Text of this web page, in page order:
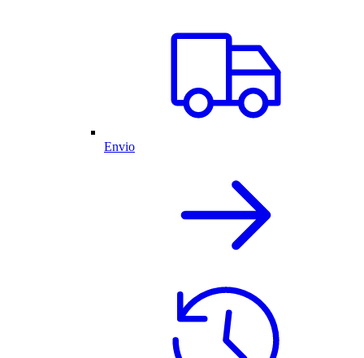
Envio